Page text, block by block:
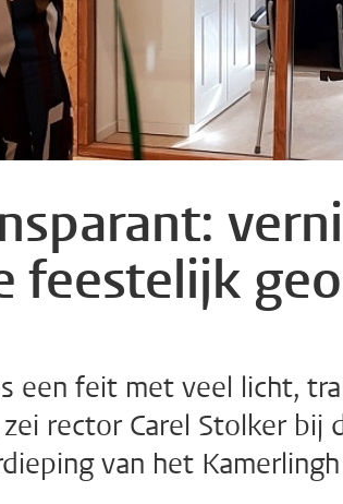
feestelijk
een feit met veel licht,
rector Carel Stolker bij
van het